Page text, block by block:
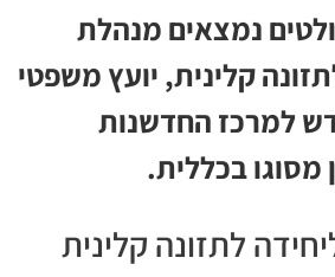
נמצאים מנהלת
קלינית, יועץ משפטי
למרכז החדשנות
מסוגו בכללית.
לתזונה קלינית